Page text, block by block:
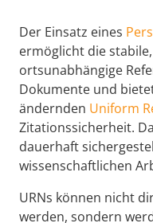
Der Einsatz eines
ermöglicht die
ortsunabhängige
Dokumente und
ändernden Uniform
Zitationssicherheit.
dauerhaft
wissenschaftlichen
URNs können nicht
werden, sondern